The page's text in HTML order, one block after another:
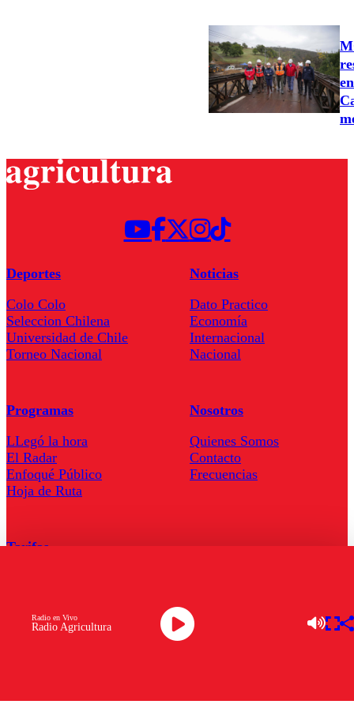
Radio Agricultura
Radio en Vivo
Deportes
Colo Colo
Seleccion Chilena
Universidad de Chile
Torneo Nacional
Noticias
Dato Practico
Economía
Internacional
Nacional
Programas
LLegó la hora
El Radar
Enfoqué Público
Hoja de Ruta
Nosotros
Quienes Somos
Contacto
Frecuencias
Tarifas
Descarga la APP